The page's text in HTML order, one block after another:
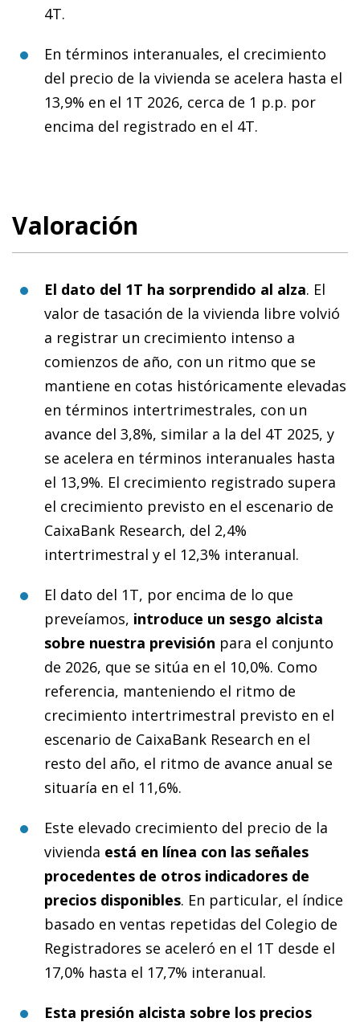
4T.
En términos interanuales, el crecimiento
del precio de la vivienda se acelera hasta el
13,9% en el 1T 2026, cerca de 1 p.p. por
encima del registrado en el 4T.
Valoración
El dato del 1T ha sorprendido al alza. El
valor de tasación de la vivienda libre volvió
a registrar un crecimiento intenso a
comienzos de año, con un ritmo que se
mantiene en cotas históricamente elevadas
en términos intertrimestrales, con un
avance del 3,8%, similar a la del 4T 2025, y
se acelera en términos interanuales hasta
el 13,9%. El crecimiento registrado supera
el crecimiento previsto en el escenario de
CaixaBank Research, del 2,4%
intertrimestral y el 12,3% interanual.
El dato del 1T, por encima de lo que
preveíamos, introduce un sesgo alcista
sobre nuestra previsión para el conjunto
de 2026, que se sitúa en el 10,0%. Como
referencia, manteniendo el ritmo de
crecimiento intertrimestral previsto en el
escenario de CaixaBank Research en el
resto del año, el ritmo de avance anual se
situaría en el 11,6%.
Este elevado crecimiento del precio de la
vivienda está en línea con las señales
procedentes de otros indicadores de
precios disponibles. En particular, el índice
basado en ventas repetidas del Colegio de
Registradores se aceleró en el 1T desde el
17,0% hasta el 17,7% interanual.
Esta presión alcista sobre los precios